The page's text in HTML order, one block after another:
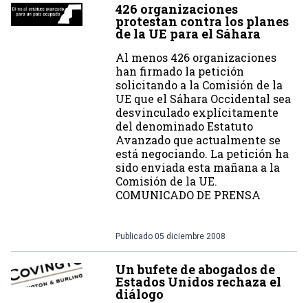
426 organizaciones
protestan contra los planes
de la UE para el Sáhara
Al menos 426 organizaciones
han firmado la petición
solicitando a la Comisión de la
UE que el Sáhara Occidental sea
desvinculado explícitamente
del denominado Estatuto
Avanzado que actualmente se
está negociando. La petición ha
sido enviada esta mañana a la
Comisión de la UE.
COMUNICADO DE PRENSA
Publicado 05 diciembre 2008
Un bufete de abogados de
Estados Unidos rechaza el
diálogo